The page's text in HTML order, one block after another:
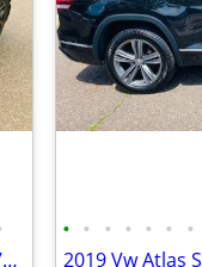
2016 Land Rover Discovery-ALL WHEEL DRIVE,Great Vehicle,100k
• • • • • • •